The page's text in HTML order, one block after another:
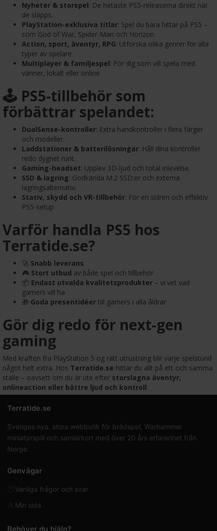
Nyheter & storspel: De hetaste PS5-releaserna direkt när
de släpps.
PlayStation-exklusiva titlar: Spel du bara hittar på PS5 –
som God of War, Spider-Man och Horizon.
Action, sport, äventyr, RPG: Utforska olika genrer för alla
typer av spelare.
Multiplayer & familjespel: För dig som vill spela med
vänner, lokalt eller online.
🕹️ PS5-tillbehör som
förbättrar spelandet:
DualSense-kontroller: Extra handkontroller i flera färger
och modeller.
Laddstationer & batterilösningar: Håll dina kontroller
redo dygnet runt.
Gaming-headset: Upplev 3D-ljud och total inlevelse.
SSD & lagring: Godkända M.2 SSD:er och externa
lagringsalternativ.
Stativ, skydd och VR-tillbehör: För en stilren och effektiv
PS5-setup.
Varför handla PS5 hos
Terratide.se?
🚀 Snabb leverans
🎮 Stort utbud av både spel och tillbehör
📦 Endast utvalda kvalitetsprodukter – vi vet vad
gamers vill ha
🎁 Goda presentidéer till gamers i alla åldrar
Gör dig redo för next-gen
gaming
Med kraften fra PlayStation 5 og rätt utrustning blir varje spelstund
något helt extra. Hos Terratide.se hittar du allt på ett och samma
ställe – oavsett om du är ute efter storslagna äventyr,
onlineaction eller bättre ljud och kontroll.
Terratide.se
Sveriges nya, stora webbutik för brädspel, Warhammer
miniatyrspill och samlarkort med över 20 års erfarenhet från
Norge.
Genvägar
Vanliga frågor och svar
Min sida
Behöver du hjälp?